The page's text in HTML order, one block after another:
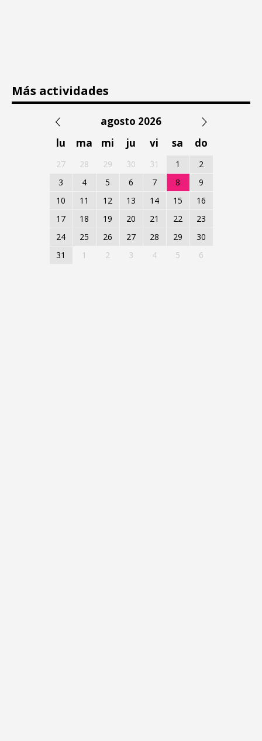
Más actividades
agosto 2026
lu
ma mi ju vi sa do
27 28 29 30 31 1
2
3
4 5 6 7 8
9
10
11 12 13 14 15
16
17
18 19 20 21 22
23
24
25 26 27 28 29
30
31
1 2 3 4 5 6